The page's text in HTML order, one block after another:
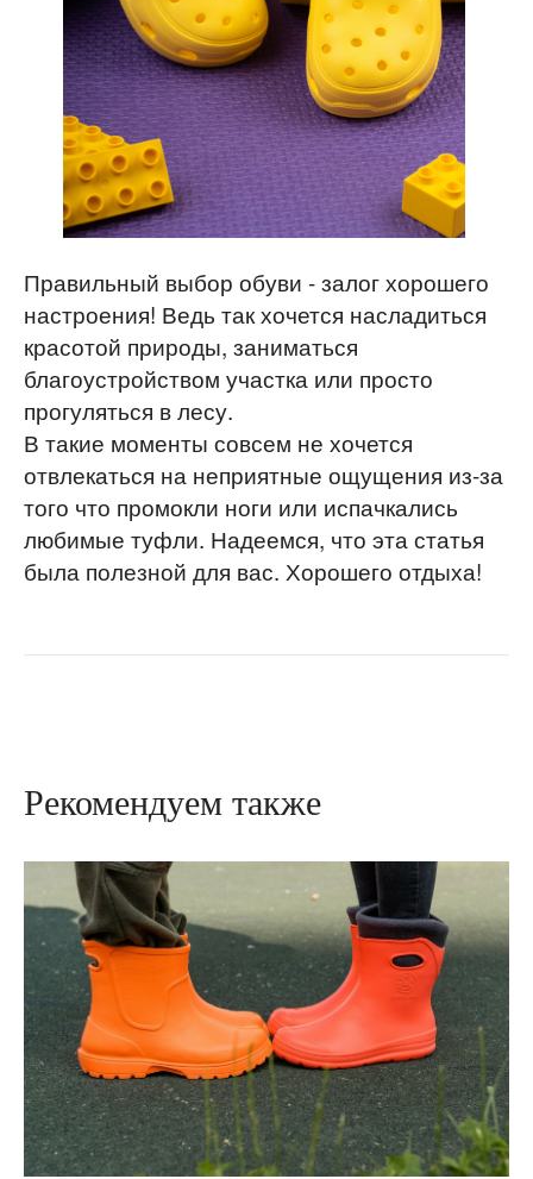
Правильный выбор обуви - залог хорошего
настроения! Ведь так хочется насладиться
красотой природы, заниматься
благоустройством участка или просто
прогуляться в лесу.
В такие моменты совсем не хочется
отвлекаться на неприятные ощущения из-за
того что промокли ноги или испачкались
любимые туфли. Надеемся, что эта статья
была полезной для вас. Хорошего отдыха!
Рекомендуем также
Категории
Реквизиты
Блог
Контакты
Оптовикам
Kaury
Speci.all
8 (4822) 76-94-74
г. Тверь,
Сахаровское
шоссе, 32.
Сертификаты